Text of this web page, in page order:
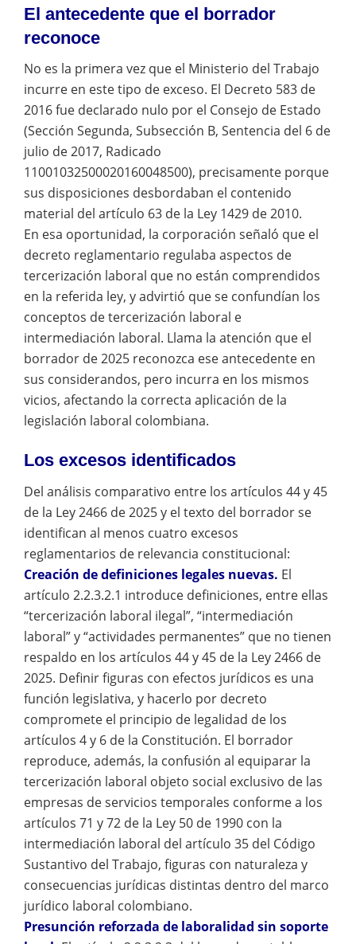
El antecedente que el borrador
reconoce
No es la primera vez que el Ministerio del Trabajo
incurre en este tipo de exceso. El Decreto 583 de
2016 fue declarado nulo por el Consejo de Estado
(Sección Segunda, Subsección B, Sentencia del 6 de
julio de 2017, Radicado
11001032500020160048500), precisamente porque
sus disposiciones desbordaban el contenido
material del artículo 63 de la Ley 1429 de 2010.
En esa oportunidad, la corporación señaló que el
decreto reglamentario regulaba aspectos de
tercerización laboral que no están comprendidos
en la referida ley, y advirtió que se confundían los
conceptos de tercerización laboral e
intermediación laboral. Llama la atención que el
borrador de 2025 reconozca ese antecedente en
sus considerandos, pero incurra en los mismos
vicios, afectando la correcta aplicación de la
legislación laboral colombiana.
Los excesos identificados
Del análisis comparativo entre los artículos 44 y 45
de la Ley 2466 de 2025 y el texto del borrador se
identifican al menos cuatro excesos
reglamentarios de relevancia constitucional:
Creación de definiciones legales nuevas. El
artículo 2.2.3.2.1 introduce definiciones, entre ellas
“tercerización laboral ilegal”, “intermediación
laboral” y “actividades permanentes” que no tienen
respaldo en los artículos 44 y 45 de la Ley 2466 de
2025. Definir figuras con efectos jurídicos es una
función legislativa, y hacerlo por decreto
compromete el principio de legalidad de los
artículos 4 y 6 de la Constitución. El borrador
reproduce, además, la confusión al equiparar la
tercerización laboral objeto social exclusivo de las
empresas de servicios temporales conforme a los
artículos 71 y 72 de la Ley 50 de 1990 con la
intermediación laboral del artículo 35 del Código
Sustantivo del Trabajo, figuras con naturaleza y
consecuencias jurídicas distintas dentro del marco
jurídico laboral colombiano.
Presunción reforzada de laboralidad sin soporte